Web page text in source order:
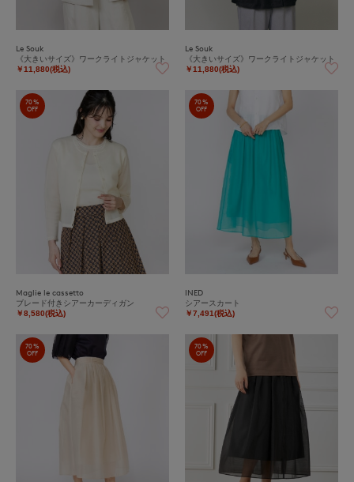
Le Souk
《大きいサイズ》ワークライトジャケット
￥11,880(税込)
Le Souk
《大きいサイズ》ワークライトジャケット
￥11,880(税込)
70%
OFF
Maglie le cassetto
ブレード付きシアーカーディガン
￥8,580(税込)
70%
OFF
INED
シアースカート
￥7,491(税込)
70%
OFF
70%
OFF